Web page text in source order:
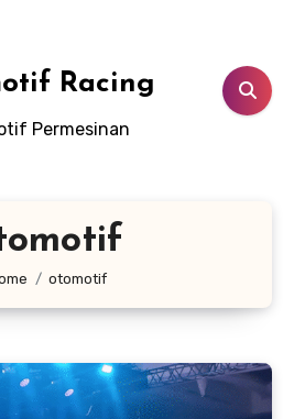
Racing
Permesinan
otomotif